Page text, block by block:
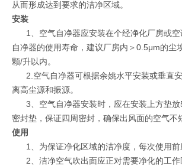
从而形成达到要求的洁净区域。
安装
1、空气自净器应安装在个经净化厂房或空
自净器的使用寿命，建议厂房内＞0.5μm的尘
颗/升以内。
2.空气自净器可根据余姚水平安装或垂直
离高尘源和振源。
3、空气自净器安装时，应在安装上方垫
密封垫，保证四周密封，确保出风面的空气不
使用
1、为保证净化区域的洁净度，每次使用前
2、洁净空气吹出面应正对需要净化的工